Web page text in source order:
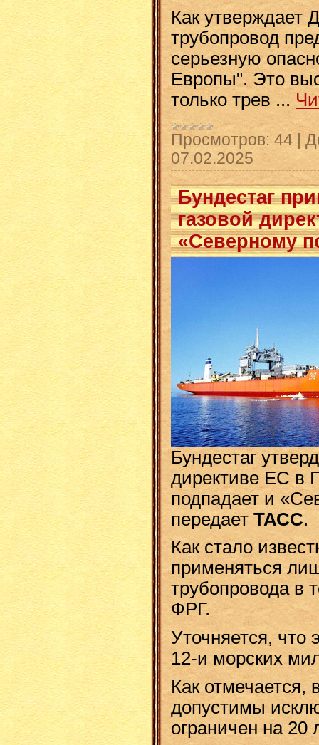
Как утверждает
трубопровод
серьезную
Европы". Это
только трев ...
Просмотров: 44
07.02.2025
Бундестаг
газовой
«Северному
Бундестаг
директиве ЕС в
подпадает и
передаетТАСС.
Как стало
применяться
трубопровода в
ФРГ.
Уточняется, что
12-и морских
Как отмечается,
допустимы
ограничен на 20